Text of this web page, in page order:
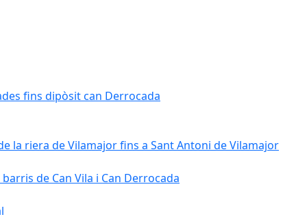
fins dipòsit can Derrocada
la riera de Vilamajor fins a Sant Antoni de Vilamajor
de Can Vila i Can Derrocada